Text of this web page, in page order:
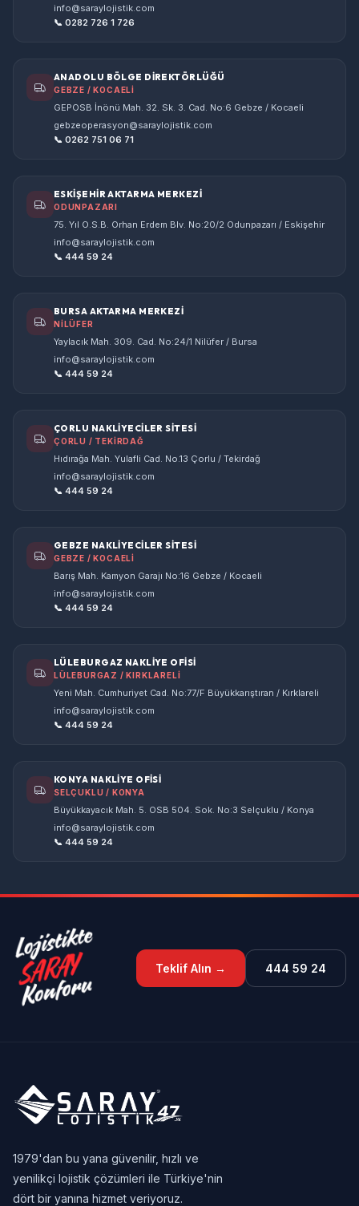
info@saraylojistik.com
📞 0282 726 1 726
ANADOLU BÖLGE DİREKTÖRLÜĞÜ
GEBZE / KOCAELİ
GEPOSB İnönü Mah. 32. Sk. 3. Cad. No:6 Gebze / Kocaeli
gebzeoperasyon@saraylojistik.com
📞 0262 751 06 71
ESKİŞEHİR AKTARMA MERKEZİ
ODUNPAZARI
75. Yıl O.S.B. Orhan Erdem Blv. No:20/2 Odunpazarı / Eskişehir
info@saraylojistik.com
📞 444 59 24
BURSA AKTARMA MERKEZİ
NİLÜFER
Yaylacık Mah. 309. Cad. No:24/1 Nilüfer / Bursa
info@saraylojistik.com
📞 444 59 24
ÇORLU NAKLİYECİLER SİTESİ
ÇORLU / TEKİRDAĞ
Hıdırağa Mah. Yulafli Cad. No.13 Çorlu / Tekirdağ
info@saraylojistik.com
📞 444 59 24
GEBZE NAKLİYECİLER SİTESİ
GEBZE / KOCAELİ
Barış Mah. Kamyon Garajı No:16 Gebze / Kocaeli
info@saraylojistik.com
📞 444 59 24
LÜLEBURGAZ NAKLİYE OFİSİ
LÜLEBURGAZ / KIRKLARELİ
Yeni Mah. Cumhuriyet Cad. No:77/F Büyükkarıştıran / Kırklareli
info@saraylojistik.com
📞 444 59 24
KONYA NAKLİYE OFİSİ
SELÇUKLU / KONYA
Büyükkayacık Mah. 5. OSB 504. Sok. No:3 Selçuklu / Konya
info@saraylojistik.com
📞 444 59 24
Teklif Alın → 444 59 24
1979'dan bu yana güvenilir, hızlı ve
yenilikçi lojistik çözümleri ile Türkiye'nin
dört bir yanına hizmet veriyoruz.